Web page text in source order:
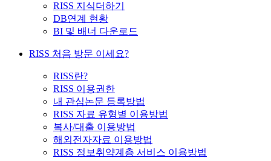
RISS 지식더하기
DB연계 현황
BI 및 배너 다운로드
RISS 처음 방문 이세요?
RISS란?
RISS 이용권한
내 관심논문 등록방법
RISS 자료 유형별 이용방법
복사/대출 이용방법
해외전자자료 이용방법
RISS 정보취약계층 서비스 이용방법